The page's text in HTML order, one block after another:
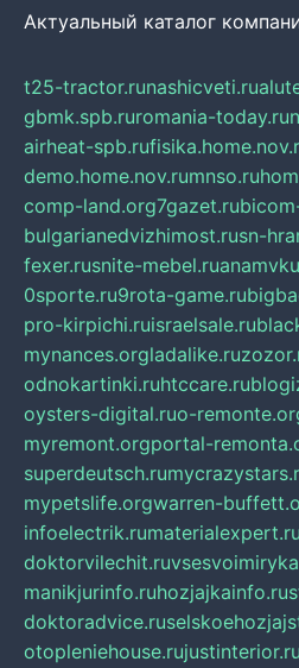
Актуальный каталог
t25-tractor.runashicveti.ru
gbmk.spb.ruromania-today.ru
airheat-spb.ru
demo.home.nov.rumnso.ru
comp-land.org7gazet.ru
bulgarianedvizhimost.rusn-
fexer.rusnite-mebel.ru
0sporte.ru9rota-game.ru
pro-kirpichi.ruisraelsale.ru
mynances.orgladalike.ru
odnokartinki.ruhtccare.ru
oysters-digital.ruo-
myremont.orgportal-
superdeutsch.ru
mypetslife.orgwarren-
infoelectrik.rumaterialexpert.ru
doktorvilechit.ru
manikjurinfo.ruhozjajkainfo.ru
doktoradvice.ru
otopleniehouse.rujustinterior.ru